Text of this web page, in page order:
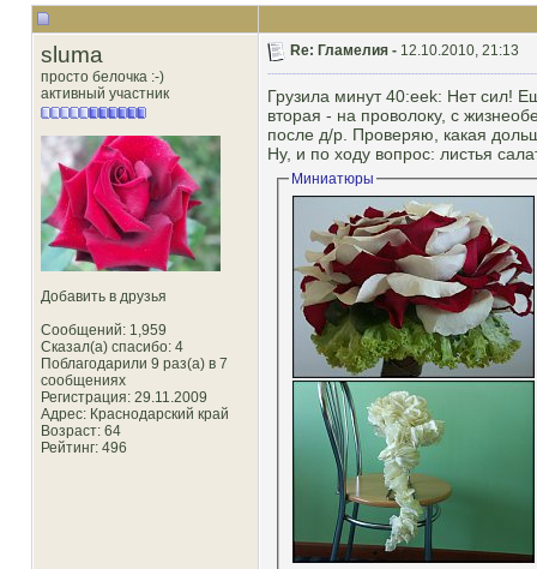
sluma
просто белочка :-)
активный участник
Добавить в друзья
Сообщений: 1,959
Сказал(а) спасибо: 4
Поблагодарили 9 раз(а) в 7
сообщениях
Регистрация: 29.11.2009
Адрес: Краснодарский край
Возраст: 64
Рейтинг: 496
Re: Гламелия - 12.10.2010, 21:13
Грузила минут 40:eek: Нет сил!
вторая - на проволоку, с
после д/р. Проверяю, какая
Ну, и по ходу вопрос: листья
Миниатюры